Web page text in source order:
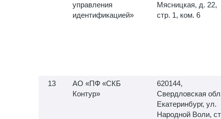
управления
идентификацией»
Мясницкая, д. 22,
стр. 1, ком. 6
АО «ПФ «СКБ
Контур»
620144,
Свердловская
Екатеринбург, ул.
Народной Воли,